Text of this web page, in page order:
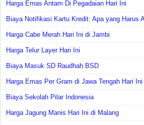
Harga Emas Antam Di Pegadaian Hari Ini
Biaya Notifikasi Kartu Kredit: Apa yang Harus
Harga Cabe Merah Hari Ini di Jambi
Harga Telur Layer Hari Ini
Biaya Masuk SD Raudhah BSD
Harga Emas Per Gram di Jawa Tengah Hari Ini
Biaya Sekolah Pilar Indonesia
Harga Jagung Manis Hari Ini di Malang